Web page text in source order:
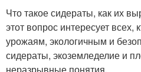
Что такое сидераты, как их
этот вопрос интересует всех,
урожаям, экологичным и
сидераты, экоземледелие и